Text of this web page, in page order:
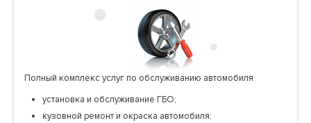
Полный комплекс услуг по обслуживанию автомобиля
установка и обслуживание ГБО;
кузовной ремонт и окраска автомобиля;